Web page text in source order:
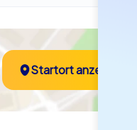
Startort anzeigen